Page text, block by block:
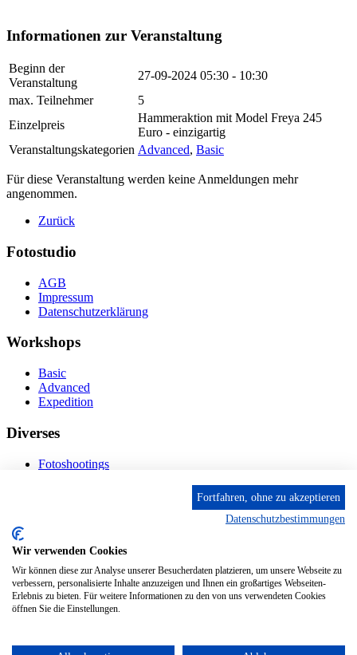
Informationen zur Veranstaltung
Beginn der
Veranstaltung
27-09-2024 05:30 - 10:30
max. Teilnehmer
5
Einzelpreis
Hammeraktion mit Model Freya 245
Euro - einzigartig
Veranstaltungskategorien Advanced, Basic
Für diese Veranstaltung werden keine Anmeldungen mehr
angenommen.
Zurück
Fotostudio
AGB
Impressum
Datenschutzerklärung
Workshops
Basic
Advanced
Expedition
Diverses
Fotoshootings
Kontakt
Fröhnstr. 4-8, 66954 Pirmasens
Diese E-Mail-Adresse ist vor Spambots geschützt! Zur
Anzeige muss JavaScript eingeschaltet sein.
Mobil: + 49 (0) 176/84 62 18 86
Fortfahren, ohne zu akzeptieren
Datenschutzbestimmungen
Wir verwenden Cookies
Wir können diese zur Analyse unserer Besucherdaten platzieren, um unsere Webseite zu
verbessern, personalisierte Inhalte anzuzeigen und Ihnen ein großartiges Webseiten-
Erlebnis zu bieten. Für weitere Informationen zu den von uns verwendeten Cookies
öffnen Sie die Einstellungen.